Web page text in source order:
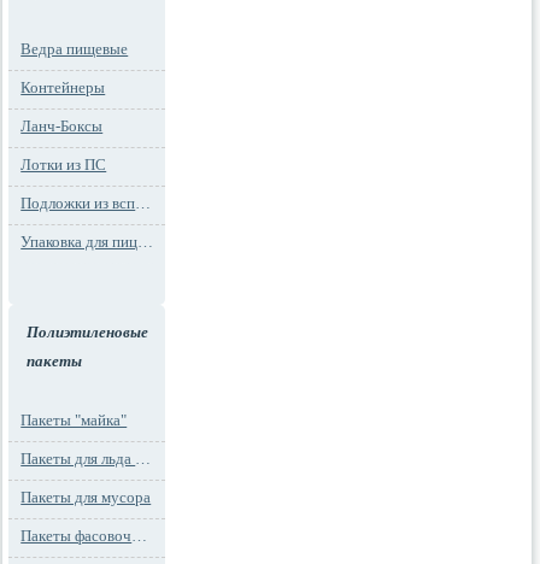
Ведра пищевые
Контейнеры
Ланч-Боксы
Лотки из ПС
Подложки из вспененного ПС
Упаковка для пиццы
Полиэтиленовые
пакеты
Пакеты "майка"
Пакеты для льда и заморозки
Пакеты для мусора
Пакеты фасовочные